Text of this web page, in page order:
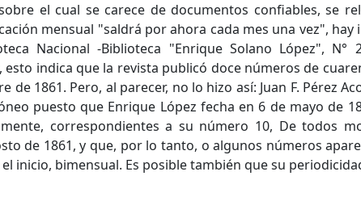
el cual se carece de documentos confiables, se
mensual "saldrá por ahora cada mes una vez",
Nacional -Biblioteca "Enrique Solano López",
indica que la revista publicó doce números de
de 1861. Pero, al parecer, no lo hizo así: Juan F. Pérez
puesto que Enrique López fecha en 6 de mayo de
correspondientes a su número 10, De todos
de 1861, y que, por lo tanto, o algunos números
inicio, bimensual. Es posible también que su